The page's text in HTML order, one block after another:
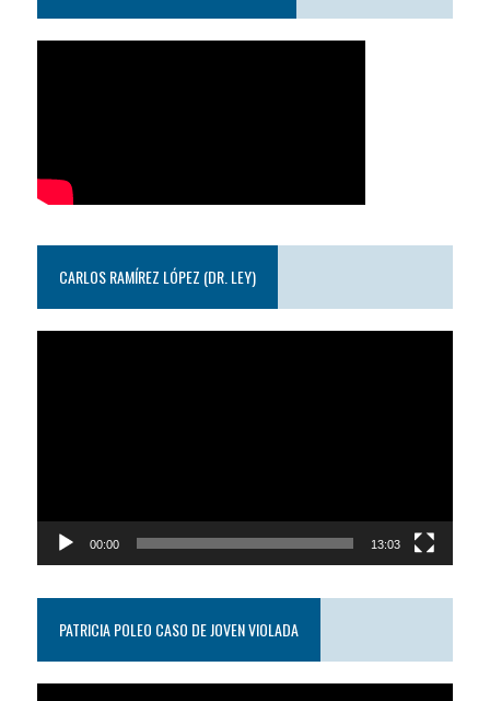
CARLOS RAMÍREZ LÓPEZ (DR. LEY)
00:00 13:03
PATRICIA POLEO CASO DE JOVEN VIOLADA